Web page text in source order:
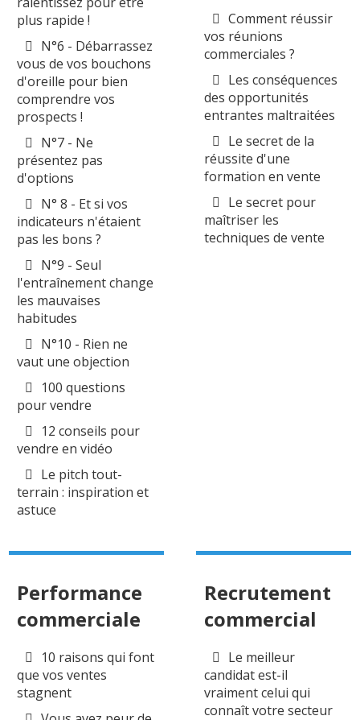
plus rapide !
N°6 - Débarrassez
vous de vos bouchons
d'oreille pour bien
comprendre vos
prospects !
N°7 - Ne
présentez pas
d'options
N° 8 - Et si vos
indicateurs n'étaient
pas les bons ?
N°9 - Seul
l'entraînement change
les mauvaises
habitudes
N°10 - Rien ne
vaut une objection
100 questions
pour vendre
12 conseils pour
vendre en vidéo
Le pitch tout-
terrain : inspiration et
astuce
Comment réussir
vos réunions
commerciales ?
Les conséquences
des opportunités
entrantes maltraitées
Le secret de la
réussite d'une
formation en vente
Le secret pour
maîtriser les
techniques de vente
Performance
commerciale
10 raisons qui font
que vos ventes
stagnent
Recrutement
commercial
Le meilleur
candidat est-il
vraiment celui qui
connaît votre secteur